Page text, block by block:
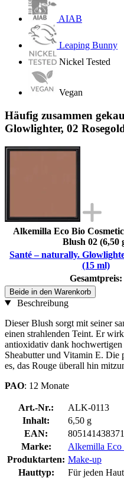
AIAB
Leaping Bunny
Nickel Tested
Vegan
Häufig zusammen
Glowlighter, 02
Alkemilla Eco Bio
Blush 02 (6,50
Santé – naturally.
(15 ml)
Gesamtpreis:
Beide in den Warenkorb
Beschreibung
Dieser Blush sorgt mit seiner
einen strahlenden Teint. Er
antioxidativ dank
Sheabutter und Vitamin E. Die
es, das Rouge überall hin
PAO: 12 Monate
Art.-Nr.:
ALK-0113
Inhalt:
6,50 g
EAN:
Marke:
Alkemilla Eco
Produktarten: Make-up
Hauttyp:
Für jeden